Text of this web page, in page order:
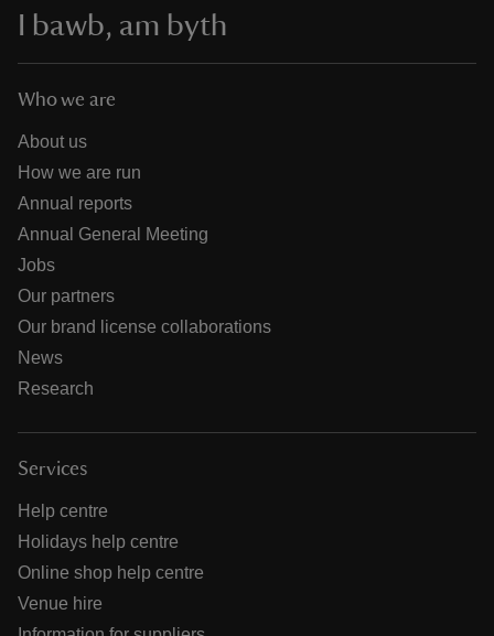
I bawb, am byth
Who we are
About us
How we are run
Annual reports
Annual General Meeting
Jobs
Our partners
Our brand license collaborations
News
Research
Services
Help centre
Holidays help centre
Online shop help centre
Venue hire